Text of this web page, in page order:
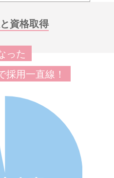
資格取得
った
採用一直線！